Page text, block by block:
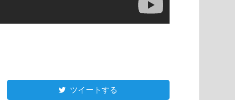
ツイートする